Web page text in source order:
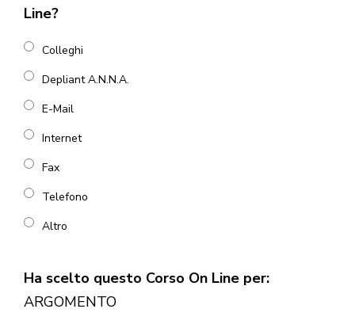
Line?
Colleghi
Depliant A.N.N.A.
E-Mail
Internet
Fax
Telefono
Altro
Ha scelto questo Corso On Line per:
ARGOMENTO